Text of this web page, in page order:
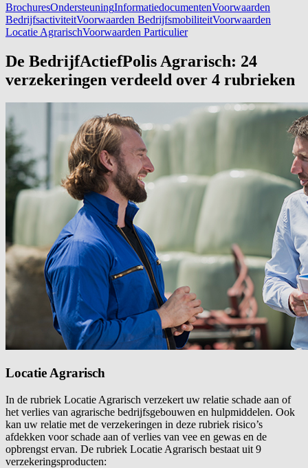
BrochuresOndersteuningInformatiedocumentenVoorwaarden
BedrijfsactiviteitVoorwaarden BedrijfsmobiliteitVoorwaarden
Locatie AgrarischVoorwaarden Particulier
De BedrijfActiefPolis Agrarisch: 24
verzekeringen verdeeld over 4 rubrieken
Locatie Agrarisch
In de rubriek Locatie Agrarisch verzekert uw relatie schade aan of
het verlies van agrarische bedrijfsgebouwen en hulpmiddelen. Ook
kan uw relatie met de verzekeringen in deze rubriek risico’s
afdekken voor schade aan of verlies van vee en gewas en de
opbrengst ervan. De rubriek Locatie Agrarisch bestaat uit 9
verzekeringsproducten: